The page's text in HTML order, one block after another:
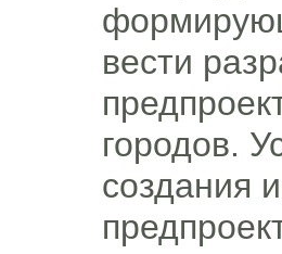
вести
городов.
создания